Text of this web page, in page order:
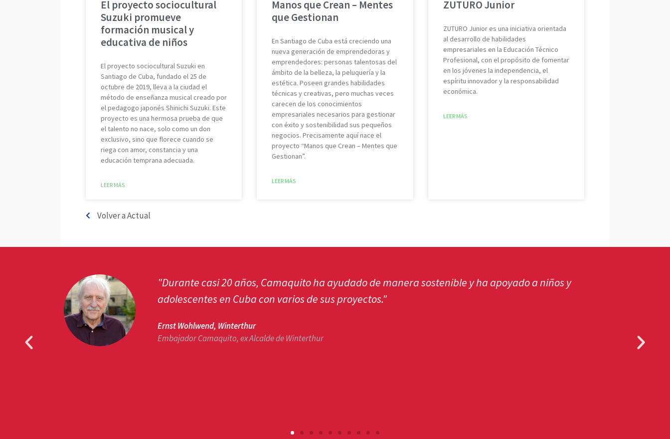
El proyecto sociocultural
Suzuki promueve
formación musical y
educativa de niños
El proyecto sociocultural Suzuki en
Santiago de Cuba, fundado el 25 de
octubre de 2019, lleva a la ciudad el
método de enseñanza musical creado por
el pedagogo japonés Shinichi Suzuki. Este
proyecto es una hermosa prueba de que
el talento no nace, solo como un don
exclusivo, sino que florece cuando se
riega con amor, constancia y una
educación temprana adecuada.
LEER MÁS
Manos que Crean – Mentes
que Gestionan
En Santiago de Cuba está creciendo una
nueva generación de emprendedoras y
emprendedores: personas talentosas del
ámbito de la belleza, la peluquería y la
estética. Poseen grandes habilidades
técnicas y creativas, pero muchas veces
carecen de los conocimientos
empresariales necesarios para gestionar
con éxito y sostenibilidad sus pequeños
negocios. Precisamente aquí nace el
proyecto “Manos que Crean – Mentes que
Gestionan”.
LEER MÁS
ZUTURO Junior
ZUTURO Junior es una iniciativa orientada
al desarrollo de habilidades
empresariales en la Educación Técnico
Profesional, con el propósito de fomentar
en los jóvenes la independencia, el
espíritu innovador y la responsabilidad
económica.
LEER MÁS
Volver a Actual
"Camaquito es la garantía de que las donaciones se usen de manera sensata. Por lo tanto, es muy
importante para mí valorar y apoyar este círculo y, por lo tanto, apoyar a nuestro amigo y fundador,
Günter Liska, Viena